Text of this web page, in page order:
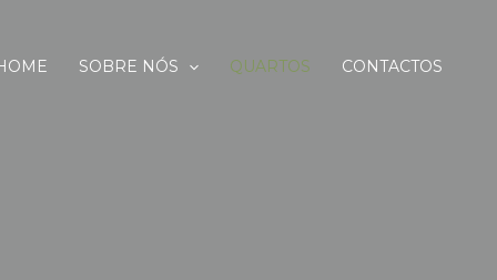
SOBRE NÓS QUARTOS CONTACTOS